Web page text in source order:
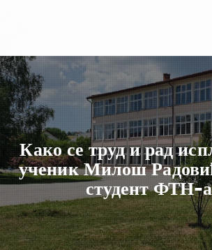
Како се труд и рад
ученик Милош
студент ФТН-